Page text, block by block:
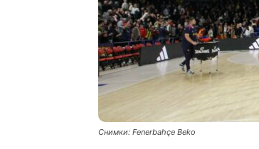
Снимки: Fenerbahçe Beko